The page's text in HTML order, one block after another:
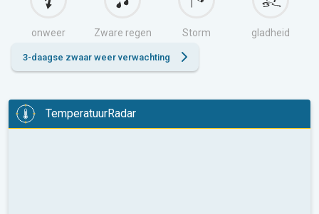
onweer Zware regen Storm gladheid
3-daagse zwaar weer verwachting
TemperatuurRadar